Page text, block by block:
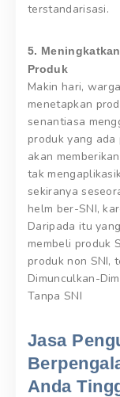
terstandarisasi.
5.
Produk
Makin hari,
menetapkan
senantiasa
produk yang
akan
tak
sekiranya
helm ber-SNI,
Daripada itu
membeli produk
produk non SNI,
Dimunculkan-
Tanpa SNI
Jasa
Anda